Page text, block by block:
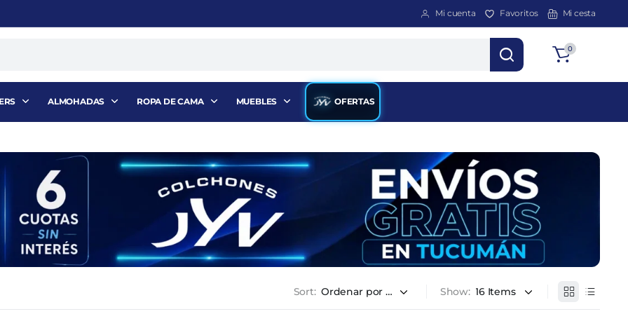
Mi cuenta Favoritos Mi cesta
0
ALMOHADAS ROPA DE CAMA MUEBLES OFERTAS
Sort: Show: